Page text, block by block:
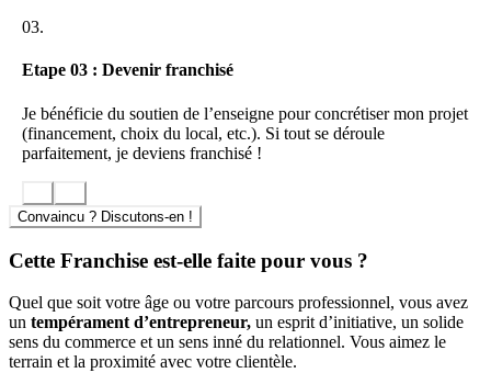
03.
Etape 03 : Devenir franchisé
Je bénéficie du soutien de l’enseigne pour concrétiser mon projet
(financement, choix du local, etc.). Si tout se déroule
parfaitement, je deviens franchisé !
Convaincu ? Discutons-en !
Cette Franchise est-elle faite pour vous ?
Quel que soit votre âge ou votre parcours professionnel, vous avez
un tempérament d’entrepreneur, un esprit d’initiative, un solide
sens du commerce et un sens inné du relationnel. Vous aimez le
terrain et la proximité avec votre clientèle.